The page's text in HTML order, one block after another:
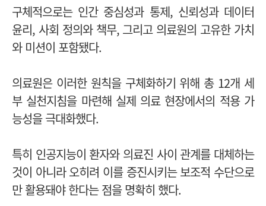
구체적으로는 인간 중심성과 통제, 신뢰성과 데이터
윤리, 사회 정의와 책무, 그리고 의료원의 고유한 가치
와 미션이 포함됐다.
의료원은 이러한 원칙을 구체화하기 위해 총 12개 세
부 실천지침을 마련해 실제 의료 현장에서의 적용 가
능성을 극대화했다.
특히 인공지능이 환자와 의료진 사이 관계를 대체하는
것이 아니라 오히려 이를 증진시키는 보조적 수단으로
만 활용돼야 한다는 점을 명확히 했다.